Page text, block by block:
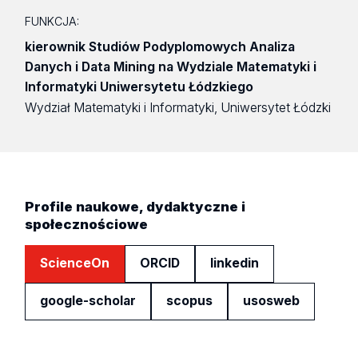
FUNKCJA:
kierownik Studiów Podyplomowych Analiza
Danych i Data Mining na Wydziale Matematyki i
Informatyki Uniwersytetu Łódzkiego
Wydział Matematyki i Informatyki, Uniwersytet Łódzki
Profile naukowe, dydaktyczne i
społecznościowe
ScienceOn ORCID linkedin
google-scholar scopus usosweb